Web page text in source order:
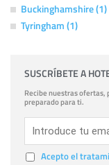
Buckinghamshire (1)
Tyringham (1)
SUSCRÍBETE A
Recibe nuestras ofertas,
preparado para ti.
Acepto el